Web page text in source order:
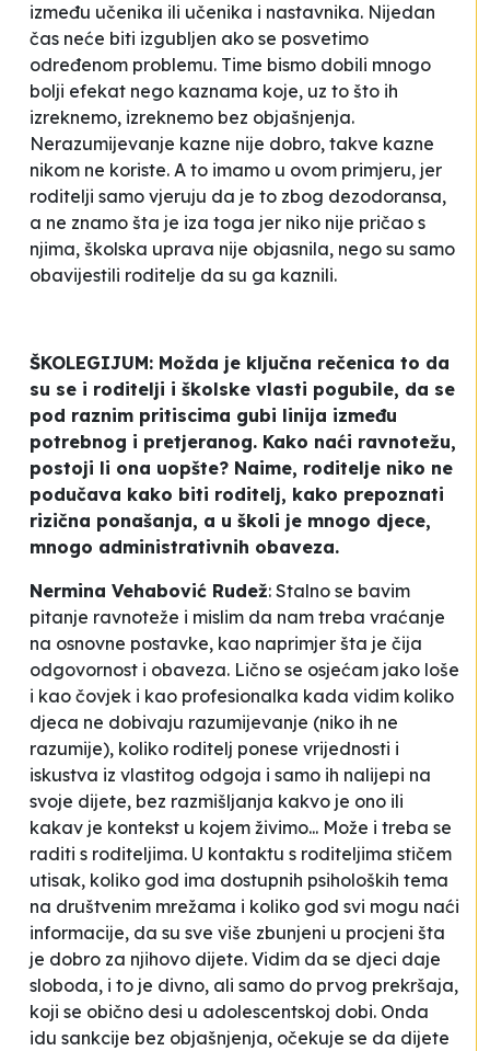
između učenika ili učenika i nastavnika. Nijedan
čas neće biti izgubljen ako se posvetimo
određenom problemu. Time bismo dobili mnogo
bolji efekat nego kaznama koje, uz to što ih
izreknemo, izreknemo bez objašnjenja.
Nerazumijevanje kazne nije dobro, takve kazne
nikom ne koriste. A to imamo u ovom primjeru, jer
roditelji samo vjeruju da je to zbog dezodoransa,
a ne znamo šta je iza toga jer niko nije pričao s
njima, školska uprava nije objasnila, nego su samo
obavijestili roditelje da su ga kaznili.
ŠKOLEGIJUM: Možda je ključna rečenica to da
su se i roditelji i školske vlasti pogubile, da se
pod raznim pritiscima gubi linija između
potrebnog i pretjeranog. Kako naći ravnotežu,
postoji li ona uopšte? Naime, roditelje niko ne
podučava kako biti roditelj, kako prepoznati
rizična ponašanja, a u školi je mnogo djece,
mnogo administrativnih obaveza.
Nermina Vehabović Rudež: Stalno se bavim
pitanje ravnoteže i mislim da nam treba vraćanje
na osnovne postavke, kao naprimjer šta je čija
odgovornost i obaveza. Lično se osjećam jako loše
i kao čovjek i kao profesionalka kada vidim koliko
djeca ne dobivaju razumijevanje (niko ih ne
razumije), koliko roditelj ponese vrijednosti i
iskustva iz vlastitog odgoja i samo ih nalijepi na
svoje dijete, bez razmišljanja kakvo je ono ili
kakav je kontekst u kojem živimo... Može i treba se
raditi s roditeljima. U kontaktu s roditeljima stičem
utisak, koliko god ima dostupnih psiholoških tema
na društvenim mrežama i koliko god svi mogu naći
informacije, da su sve više zbunjeni u procjeni šta
je dobro za njihovo dijete. Vidim da se djeci daje
sloboda, i to je divno, ali samo do prvog prekršaja,
koji se obično desi u adolescentskoj dobi. Onda
idu sankcije bez objašnjenja, očekuje se da dijete